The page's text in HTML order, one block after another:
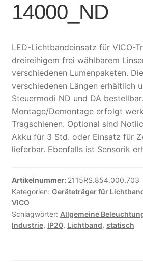
14000_ND
LED-Lichtbandeinsatz für VICO-
dreireihigem frei wählbarem
verschiedenen Lumenpaketen.
verschiedenen Längen erhältlich
Steuermodi ND und DA
Montage/Demontage erfolgt
Tragschienen. Optional sind
Akku für 3 Std. oder Einsatz für
lieferbar. Ebenfalls ist Sensorik
Artikelnummer: 2115RS.854.000.703
Kategorien: Geräteträger für
VICO
Schlagwörter: Allgemeine
Industrie, IP20, Lichtband, statisch